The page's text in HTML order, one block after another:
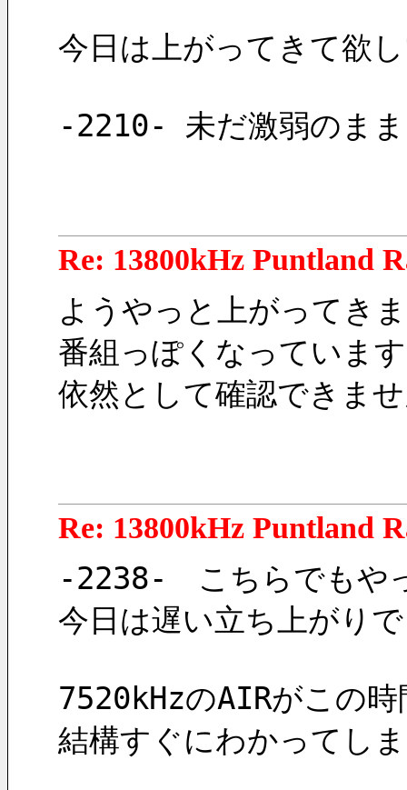
今日は上がってきて欲
-2210- 未だ激弱のまま
Re: 13800kHz Puntland
ようやっと上がってき
番組っぽくなっていま
依然として確認できま
Re: 13800kHz Puntland
-2238-　こちらでもや
今日は遅い立ち上がり
7520kHzのAIRがこの
結構すぐにわかってし